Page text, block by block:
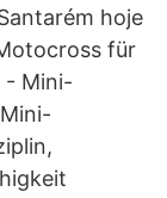
hoje
für
- Mini-